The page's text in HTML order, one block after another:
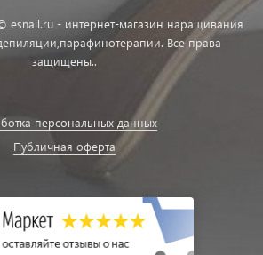
esnail.ru - интернет-магазин наращивания
Все права
защищены..
персональных данных
Публичная оферта